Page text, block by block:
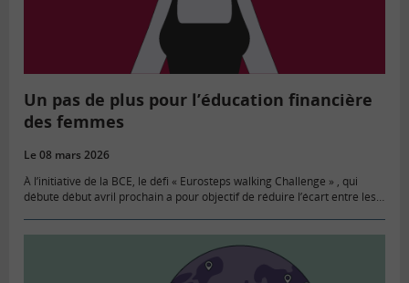
Un pas de plus pour l’éducation financière
des femmes
Le 08 mars 2026
À l’initiative de la BCE, le défi « Eurosteps walking Challenge » , qui
débute début avril prochain a pour objectif de réduire l’écart entre les